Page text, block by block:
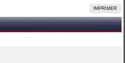
IMPRIMER